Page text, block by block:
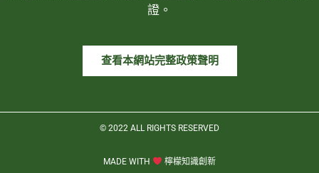
證。
查看本網站完整政策聲明
© 2022 ALL RIGHTS RESERVED​
MADE WITH 檸檬知識創新